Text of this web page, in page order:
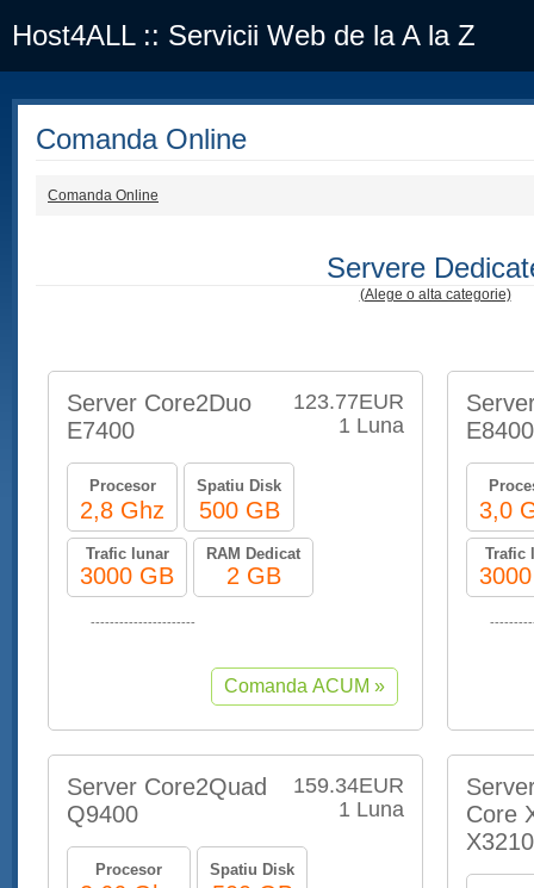
Host4ALL :: Servicii Web de la A la Z
Comanda Online
Comanda Online
Servere
(Alege o alta categorie)
123.77EUR
1 Luna
Server Core2Duo
E7400
Procesor
2,8 Ghz
Spatiu Disk
500 GB
Trafic lunar
3000 GB
RAM Dedicat
2 GB
----------------------
E8400
3,0
Trafic
159.34EUR
1 Luna
Server Core2Quad
Q9400
Procesor Spatiu Disk
Core